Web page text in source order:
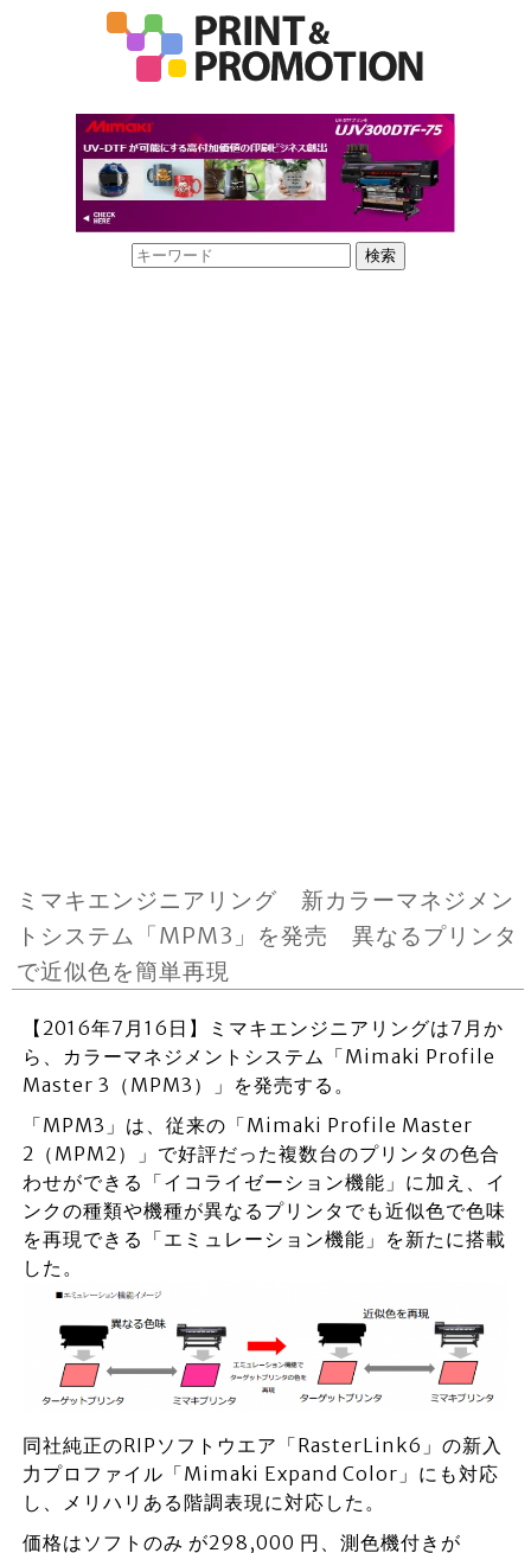
ミマキエンジニアリング 新カラーマネジメン
トシステム「MPM3」を発売 異なるプリンタ
で近似色を簡単再現
【2016年7月16日】ミマキエンジニアリングは7月か
ら、カラーマネジメントシステム「Mimaki Profile
Master 3（MPM3）」を発売する。
「MPM3」は、従来の「Mimaki Profile Master
2（MPM2）」で好評だった複数台のプリンタの色合
わせができる「イコライゼーション機能」に加え、イ
ンクの種類や機種が異なるプリンタでも近似色で色味
を再現できる「エミュレーション機能」を新たに搭載
した。
同社純正のRIPソフトウエア「RasterLink6」の新入
力プロファイル「Mimaki Expand Color」にも対応
し、メリハリある階調表現に対応した。
価格はソフトのみ が298,000 円、測色機付きが